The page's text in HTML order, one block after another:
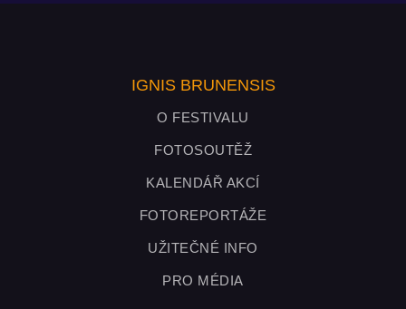
IGNIS BRUNENSIS
O FESTIVALU
FOTOSOUTĚŽ
KALENDÁŘ AKCÍ
FOTOREPORTÁŽE
UŽITEČNÉ INFO
PRO MÉDIA